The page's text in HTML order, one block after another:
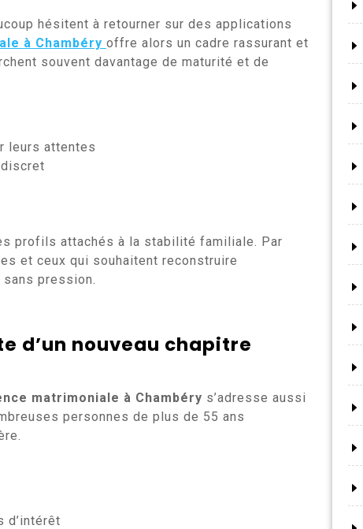
hésitent à retourner sur des applications
à Chambéry offre alors un cadre rassurant et
souvent davantage de maturité et de
leurs attentes
discret
profils attachés à la stabilité familiale. Par
et ceux qui souhaitent reconstruire
pression.
d’un nouveau chapitre
matrimoniale à Chambéry s’adresse aussi
personnes de plus de 55 ans
d’intérêt